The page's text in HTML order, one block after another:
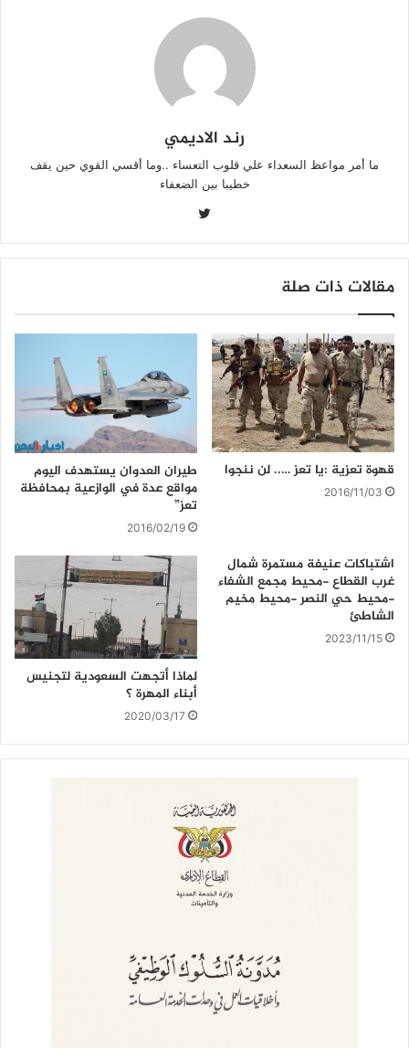
رند الاديمي
ما أمر مواعظ السعداء علي قلوب التعساء ..وما أقسي القوي حين يقف
خطيبا بين الضعفاء
مقالات ذات صلة
قهوة تعزية :يا تعز ….. لن ننجوا
2016/11/03
طيران العدوان يستهدف اليوم
مواقع عدة في الوازعية بمحافظة
تعز”
2016/02/19
اشتباكات عنيفة مستمرة شمال
غرب القطاع -محيط مجمع الشفاء
-محيط حي النصر -محيط مخيم
الشاطئ
2023/11/15
لماذا أتجهت السعودية لتجنيس
أبناء المهرة ؟
2020/03/17